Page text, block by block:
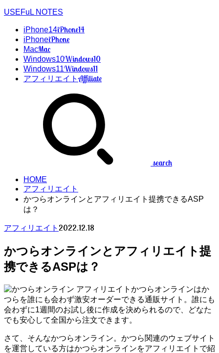
USEFuL NOTES
iPhone14iPhone14
iPhoneiPhone
MacMac
Windows10Windows10
Windows11Windows11
アフィリエイトAffiliate
search
HOME
アフィリエイト
かつらオンラインとアフィリエイト提携できるASP
は？
アフィリエイト 2022.12.18
かつらオンラインとアフィリエイト提
携できるASPは？
かつらオンラインはか
つらを誰にも会わず激安オーダーできる通販サイト。誰にも
会わずに1週間のお試し後に作成を決められるので、どなた
でも安心して全国から注文できます。
さて、そんなかつらオンライン。かつら関連のウェブサイト
を運営している方はかつらオンラインをアフィリエイトで紹